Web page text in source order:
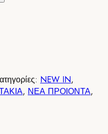
NEW IN,
, ΝΕΑ ΠΡΟΙΟΝΤΑ,